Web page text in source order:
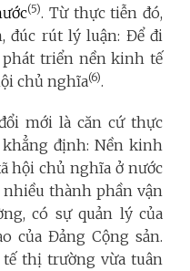
(5). Từ thực tiễn đó,
đúc rút lý luận: Để đi
triển nền kinh tế
chủ nghĩa(6).
mới là căn cứ thực
định: Nền kinh
hội chủ nghĩa ở nước
thành phần vận
có sự quản lý của
của Đảng Cộng sản.
thị trường vừa tuân